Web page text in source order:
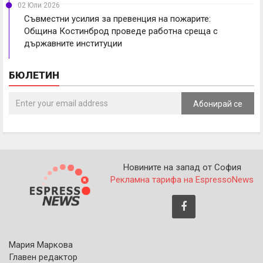
02 Юли 2026
Съвместни усилия за превенция на пожарите:
Община Костинброд проведе работна среща с
държавните институции
БЮЛЕТИН
Абонирай се
Новините на запад от София
Рекламна тарифа на EspressoNews
Мария Маркова
Главен редактор